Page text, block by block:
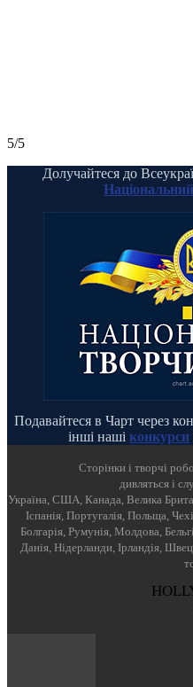
5/5
Долучайтеся до
Подавайтеся в Чарт через
інші наші конкурси
Cторінки і творчі
дивляться і
Україна, США, Канада, Велика
Іспанія, Португалія, Польща,
Болгарія, Румунія, Молдова,
Данія, Нідерланди, Ірландія,